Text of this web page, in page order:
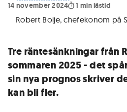
14 november 2024
1 min lästid
Robert Boije, chefekonom på
Tre räntesänkningar från
sommaren 2025 - det
sin nya prognos skriver
kan bli fler.